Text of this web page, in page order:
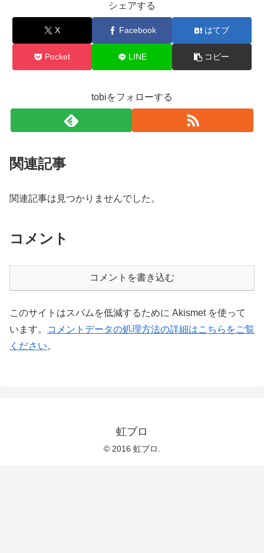
シェアする
X Facebook はてブ
Pocket LINE コピー
tobiをフォローする
関連記事
関連記事は見つかりませんでした。
コメント
コメントを書き込む
このサイトはスパムを低減するために Akismet を使って
います。
コメントデータの処理方法の詳細はこちらをご覧
ください。
虹ブロ
© 2016 虹ブロ.